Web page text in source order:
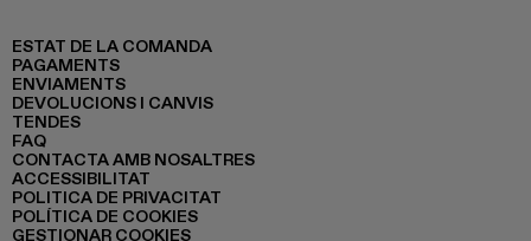
ESTAT DE LA COMANDA
PAGAMENTS
ENVIAMENTS
DEVOLUCIONS I CANVIS
TENDES
FAQ
CONTACTA AMB NOSALTRES
ACCESSIBILITAT
POLITICA DE PRIVACITAT
POLÍTICA DE COOKIES
GESTIONAR COOKIES